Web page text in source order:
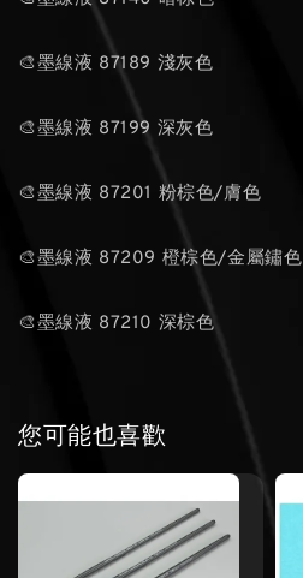
🎨墨線液 87189 淺灰色
🎨墨線液 87199 深灰色
🎨墨線液 87201 粉棕色/膚色
🎨墨線液 87209 橙棕色/金屬鏽色
🎨墨線液 87210 深棕色
您可能也喜歡